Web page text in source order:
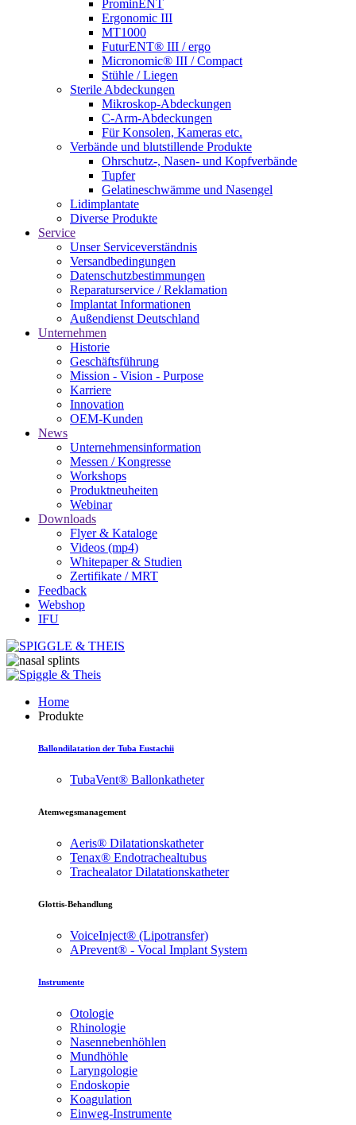
ProminENT
Ergonomic III
MT1000
FuturENT® III / ergo
Micronomic® III / Compact
Stühle / Liegen
Sterile Abdeckungen
Mikroskop-Abdeckungen
C-Arm-Abdeckungen
Für Konsolen, Kameras etc.
Verbände und blutstillende Produkte
Ohrschutz-, Nasen- und Kopfverbände
Tupfer
Gelatineschwämme und Nasengel
Lidimplantate
Diverse Produkte
Service
Unser Serviceverständnis
Versandbedingungen
Datenschutzbestimmungen
Reparaturservice / Reklamation
Implantat Informationen
Außendienst Deutschland
Unternehmen
Historie
Geschäftsführung
Mission - Vision - Purpose
Karriere
Innovation
OEM-Kunden
News
Unternehmensinformation
Messen / Kongresse
Workshops
Produktneuheiten
Webinar
Downloads
Flyer & Kataloge
Videos (mp4)
Whitepaper & Studien
Zertifikate / MRT
Feedback
Webshop
IFU
Home
Produkte
Ballondilatation der Tuba Eustachii
TubaVent® Ballonkatheter
Atemwegsmanagement
Aeris® Dilatationskatheter
Tenax® Endotrachealtubus
Trachealator Dilatationskatheter
Glottis-Behandlung
VoiceInject® (Lipotransfer)
APrevent® - Vocal Implant System
Instrumente
Otologie
Rhinologie
Nasennebenhöhlen
Mundhöhle
Laryngologie
Endoskopie
Koagulation
Einweg-Instrumente